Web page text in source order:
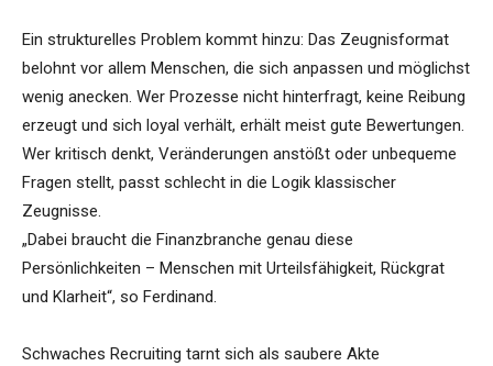
Ein strukturelles Problem kommt hinzu: Das Zeugnisformat
belohnt vor allem Menschen, die sich anpassen und möglichst
wenig anecken. Wer Prozesse nicht hinterfragt, keine Reibung
erzeugt und sich loyal verhält, erhält meist gute Bewertungen.
Wer kritisch denkt, Veränderungen anstößt oder unbequeme
Fragen stellt, passt schlecht in die Logik klassischer
Zeugnisse.
„Dabei braucht die Finanzbranche genau diese
Persönlichkeiten – Menschen mit Urteilsfähigkeit, Rückgrat
und Klarheit“, so Ferdinand.
Schwaches Recruiting tarnt sich als saubere Akte